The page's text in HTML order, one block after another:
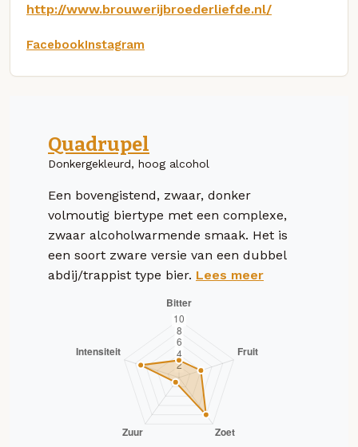
http://www.brouwerijbroederliefde.nl/
FacebookInstagram
Quadrupel
Donkergekleurd, hoog alcohol
Een bovengistend, zwaar, donker
volmoutig biertype met een complexe,
zwaar alcoholwarmende smaak. Het is
een soort zware versie van een dubbel
abdij/trappist type bier. Lees meer